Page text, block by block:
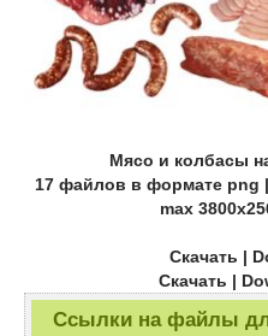
Мясо и колбасы
17 файлов в формате png
max
Скачать |
Скачать |
Ссылки на файлы